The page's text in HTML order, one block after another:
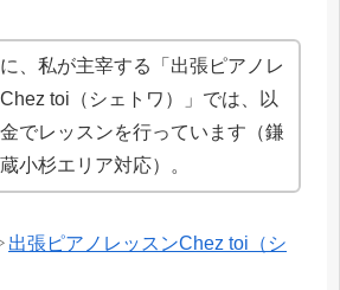
、私が主宰する「出張ピアノレ
toi（シェトワ）」では、以
でレッスンを行っています（鎌
小杉エリア対応）。
出張ピアノレッスンChez toi（シ